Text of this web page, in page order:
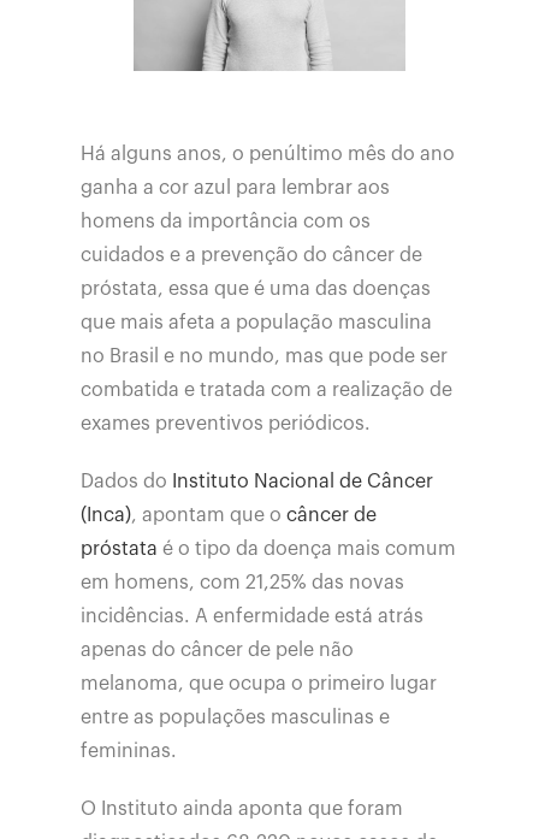
Há alguns anos, o penúltimo mês do ano
ganha a cor azul para lembrar aos
homens da importância com os
cuidados e a prevenção do câncer de
próstata, essa que é uma das doenças
que mais afeta a população masculina
no Brasil e no mundo, mas que pode ser
combatida e tratada com a realização de
exames preventivos periódicos.
Dados do
Instituto Nacional de Câncer
(Inca), apontam que ocâncer de
próstata é o tipo da doença mais comum
em homens, com 21,25% das novas
incidências. A enfermidade está atrás
apenas do câncer de pele não
melanoma, que ocupa o primeiro lugar
entre as populações masculinas e
femininas.
O Instituto ainda aponta que foram